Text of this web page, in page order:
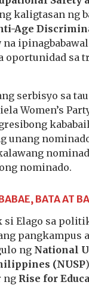
kaligtasan ng
Age
na
sa
serbisyo sa
Women’s
unang
nominado.
BATA AT
si Elago sa
pangkampus
ng National
(NUSP
ng Rise for